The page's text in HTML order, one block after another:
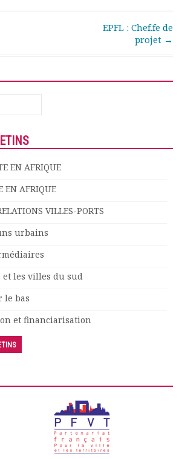
EPFL : Chef.fe de
projet →
EN AFRIQUE
EN AFRIQUE
VILLES-PORTS
urbains
et les villes du sud
le bas
et financiarisation